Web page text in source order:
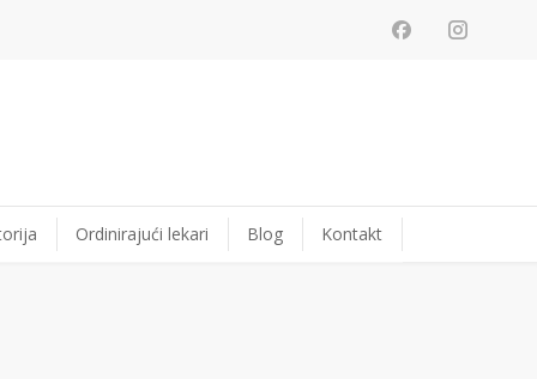
Ordinirajući lekari Blog Kontakt